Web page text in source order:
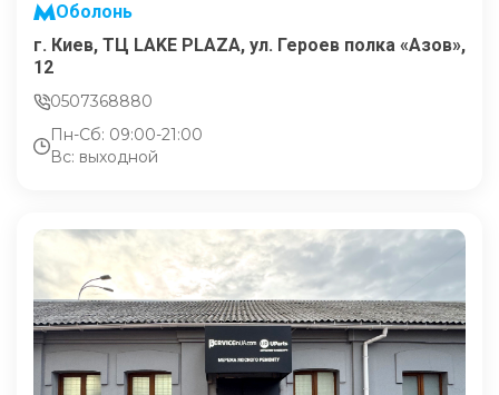
Оболонь
г. Киев, ТЦ LAKE PLAZA, ул. Героев полка «Азов»,
12
0507368880
Пн-Сб: 09:00-21:00
Вс: выходной